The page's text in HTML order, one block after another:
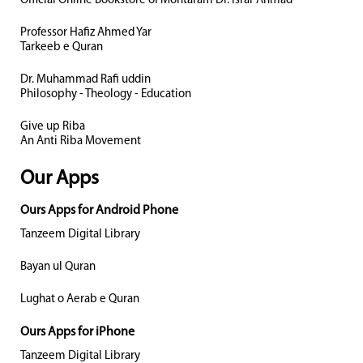
Professor Hafiz Ahmed Yar
Tarkeeb e Quran
Dr. Muhammad Rafi uddin
Philosophy - Theology - Education
Give up Riba
An Anti Riba Movement
Our Apps
Ours Apps for Android Phone
Tanzeem Digital Library
Bayan ul Quran
Lughat o Aerab e Quran
Ours Apps for iPhone
Tanzeem Digital Library